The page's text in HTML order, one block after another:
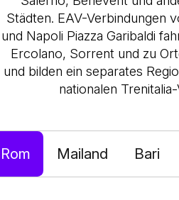
Städten. EAV-Verbindungen
und Napoli Piazza Garibaldi
Ercolano, Sorrent und zu
und bilden ein separates
nationalen
Rom Mailand Bari